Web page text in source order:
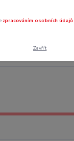
zpracováním osobních údajů
Zavřít